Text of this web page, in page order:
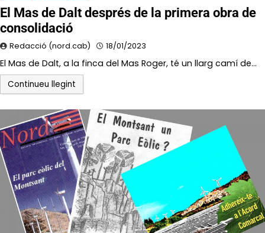
El Mas de Dalt després de la primera obra de
consolidació
Redacció (nord.cab) 18/01/2023
El Mas de Dalt, a la finca del Mas Roger, té un llarg camí de…
Continueu llegint